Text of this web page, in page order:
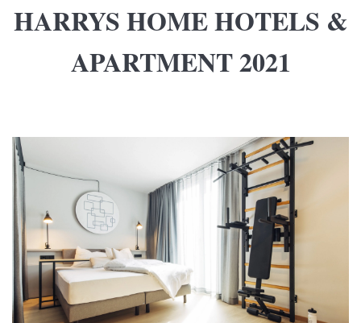
HARRYS HOME HOTELS &
APARTMENT 2021